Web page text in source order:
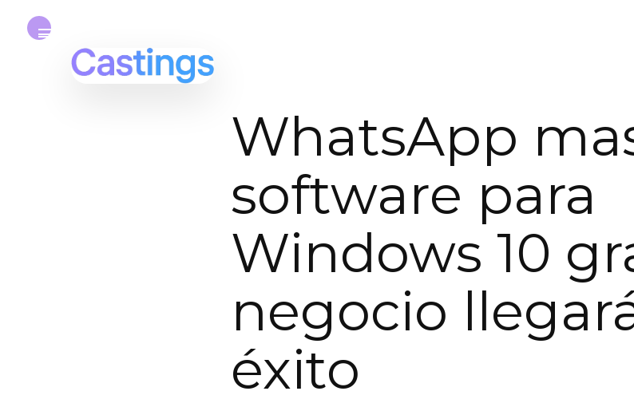
WhatsApp
software para
Windows 10
negocio
éxito